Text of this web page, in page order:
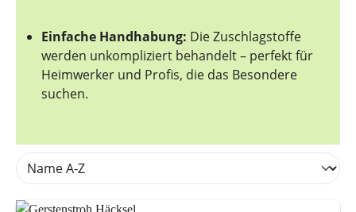
Einfache Handhabung: Die Zuschlagstoffe
werden unkompliziert behandelt – perfekt für
Heimwerker und Profis, die das Besondere
suchen.